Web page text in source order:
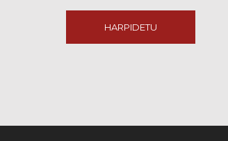
HARPIDETU